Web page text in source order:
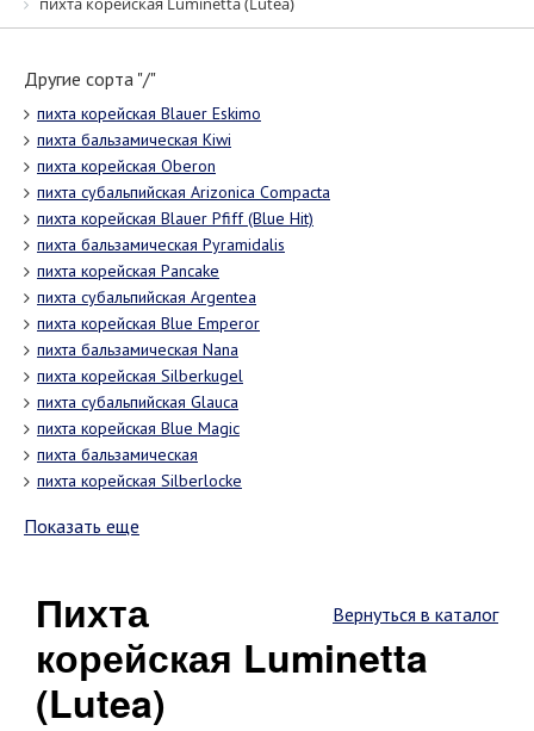
Другие сорта "/"
пихта корейская Blauer Eskimo
пихта бальзамическая Kiwi
пихта корейская Oberon
пихта субальпийская Arizonica Compacta
пихта корейская Blauer Pfiff (Blue Hit)
пихта бальзамическая Pyramidalis
пихта корейская Pancake
пихта субальпийская Argentea
пихта корейская Blue Emperor
пихта бальзамическая Nana
пихта корейская Silberkugel
пихта субальпийская Glauca
пихта корейская Blue Magic
пихта бальзамическая
пихта корейская Silberlocke
Показать еще
Вернуться в каталог
пихта
корейская Luminetta
(Lutea)